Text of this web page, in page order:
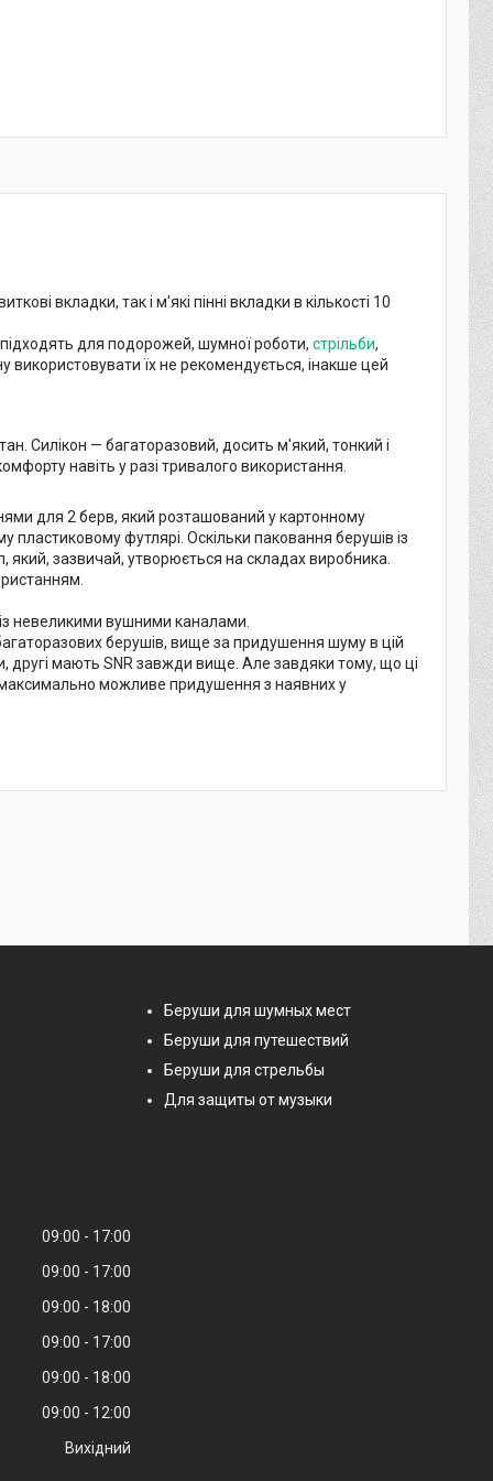
вкладки, так і м'які пінні вкладки в кількості 10
для подорожей, шумної роботи, стрільби,
використовувати їх не рекомендується, інакше цей
Силікон — багаторазовий, досить м'який, тонкий і
навіть у разі тривалого використання.
для 2 берв, який розташований у картонному
футлярі. Оскільки паковання берушів із
зазвичай, утворюється на складах виробника.
невеликими вушними каналами.
берушів, вище за придушення шуму в цій
другі мають SNR завжди вище. Але завдяки тому, що ці
максимально можливе придушення з наявних у
Беруши для шумных мест
Беруши для путешествий
Беруши для стрельбы
Для защиты от музыки
09:00
17:00
09:00
17:00
09:00
18:00
09:00
17:00
09:00
18:00
09:00
12:00
Вихідний